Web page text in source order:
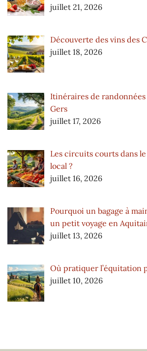
juillet 21, 2026
Découverte des vins des
juillet 18, 2026
Itinéraires de
Gers
juillet 17, 2026
Les circuits courts dans
local ?
juillet 16, 2026
Pourquoi un bagage à
un petit voyage en
juillet 13, 2026
Où pratiquer l’équitation
juillet 10, 2026